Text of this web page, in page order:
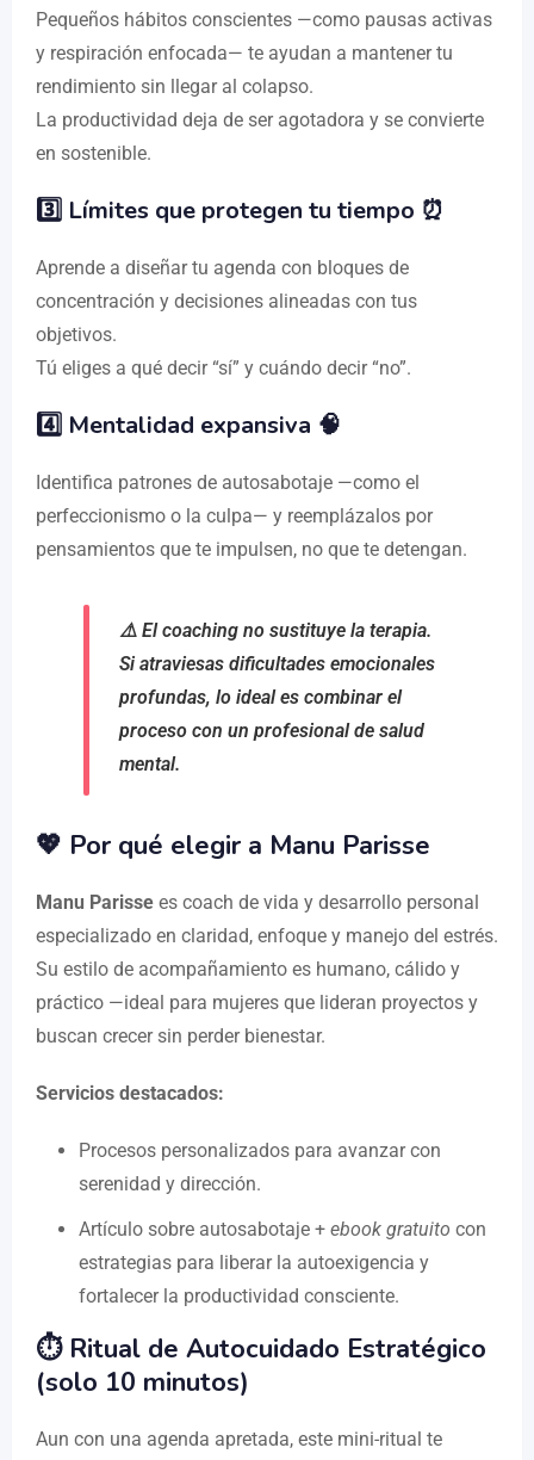
Pequeños hábitos conscientes —como pausas activas
y respiración enfocada— te ayudan a mantener tu
rendimiento sin llegar al colapso.
La productividad deja de ser agotadora y se convierte
en sostenible.
3️⃣ Límites que protegen tu tiempo ⏰
Aprende a diseñar tu agenda con bloques de
concentración y decisiones alineadas con tus
objetivos.
Tú eliges a qué decir “sí” y cuándo decir “no”.
4️⃣ Mentalidad expansiva 🧠
Identifica patrones de autosabotaje —como el
perfeccionismo o la culpa— y reemplázalos por
pensamientos que te impulsen, no que te detengan.
⚠️ El coaching no sustituye la terapia.
Si atraviesas dificultades emocionales
profundas, lo ideal es combinar el
proceso con un profesional de salud
mental.
💖 Por qué elegir a Manu Parisse
Manu Parisse es coach de vida y desarrollo personal
especializado en claridad, enfoque y manejo del estrés.
Su estilo de acompañamiento es humano, cálido y
práctico —ideal para mujeres que lideran proyectos y
buscan crecer sin perder bienestar.
Servicios destacados:
Procesos personalizados para avanzar con
serenidad y dirección.
Artículo sobre autosabotaje + ebook gratuito con
estrategias para liberar la autoexigencia y
fortalecer la productividad consciente.
⏱ Ritual de Autocuidado Estratégico
(solo 10 minutos)
Aun con una agenda apretada, este mini-ritual te